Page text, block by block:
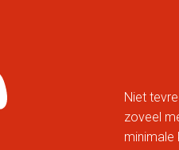
Niet
zoveel
minimale